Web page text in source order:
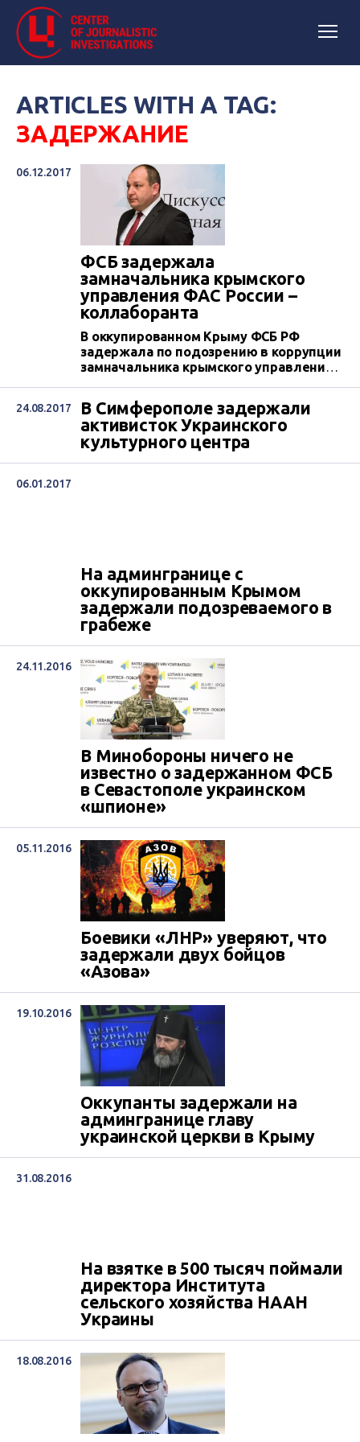
ARTICLES WITH A TAG:
ЗАДЕРЖАНИЕ
06.12.2017
ФСБ задержала
замначальника крымского
управления ФАС России –
коллаборанта
В оккупированном Крыму ФСБ РФ
задержала по подозрению в коррупции
замначальника крымского управления
службы России Вячеслава Токарева.
24.08.2017
В Симферополе задержали
активисток Украинского
культурного центра
06.01.2017
На админгранице с
оккупированным Крымом
задержали подозреваемого в
грабеже
24.11.2016
В Минобороны ничего не
известно о задержанном ФСБ
в Севастополе украинском
«шпионе»
05.11.2016
Боевики «ЛНР» уверяют, что
задержали двух бойцов
«Азова»
19.10.2016
Оккупанты задержали на
админгранице главу
украинской церкви в Крыму
31.08.2016
На взятке в 500 тысяч поймали
директора Института
сельского хозяйства НААН
Украины
18.08.2016